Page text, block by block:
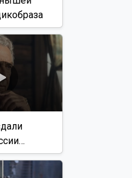
фильм
ИИ